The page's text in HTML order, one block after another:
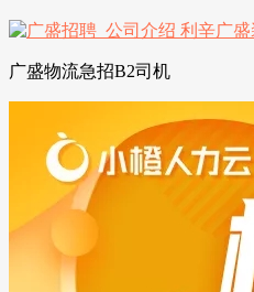
广盛物流急招B2司机